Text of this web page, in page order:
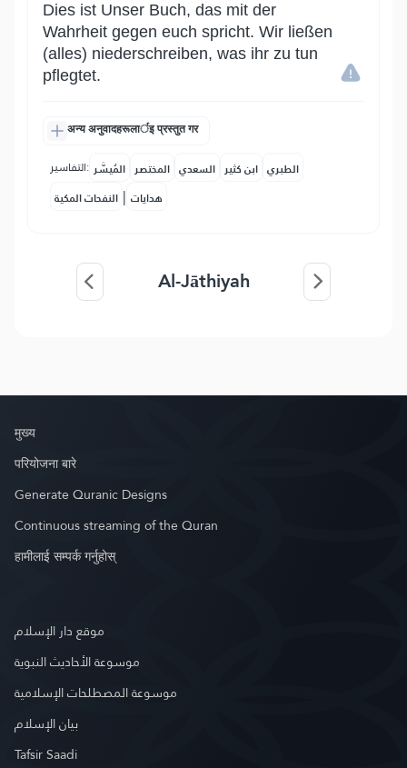
Dies ist Unser Buch, das mit der
Wahrheit gegen euch spricht. Wir ließen
(alles) niederschreiben, was ihr zu tun
pflegtet.
अन्य अनुवादहरूलार्इ प्रस्तुत गर
التفاسير: المُيسَّر المختصر السعدي ابن كثير الطبري
النفحات المكية | هدايات
Al-Jāthiyah
मुख्य
परियोजना बारे
Generate Quranic Designs
Continuous streaming of the Quran
हामीलाई सम्पर्क गर्नुहोस्
موقع دار الإسلام
موسوعة الأحاديث النبوية
موسوعة المصطلحات الإسلامية
بيان الإسلام
Tafsir Saadi